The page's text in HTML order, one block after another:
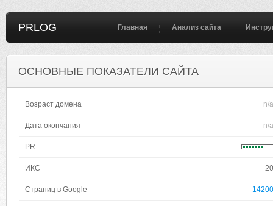
PRLOG Главная Анализ сайта
ОСНОВНЫЕ ПОКАЗАТЕЛИ САЙТА
Возраст домена n/a
Дата окончания n/a
PR
ИКС 20
Страниц в Google 14200